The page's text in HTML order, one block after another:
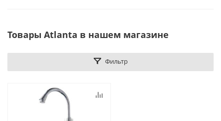
Товары Atlanta в нашем магазине
Фильтр